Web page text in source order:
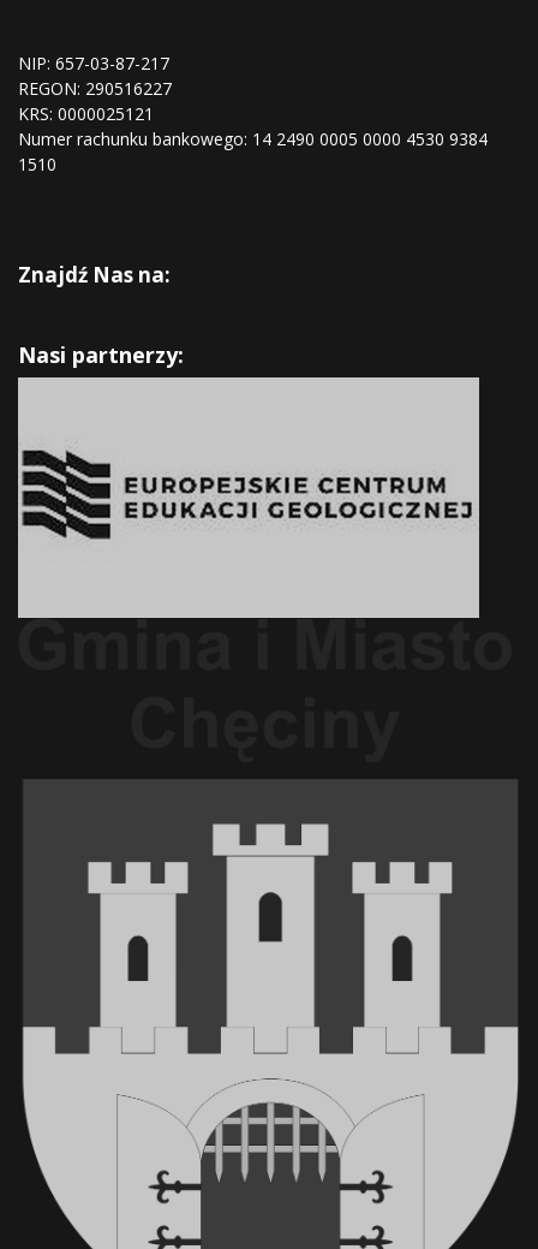
NIP: 657-03-87-217
REGON: 290516227
KRS: 0000025121
Numer rachunku bankowego: 14 2490 0005 0000 4530 9384
1510
Znajdź Nas na:
Nasi partnerzy: